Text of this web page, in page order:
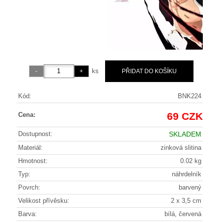
ks
Kód: BNK224
Cena: 69 CZK
Dostupnost: SKLADEM
Materiál:
zinková slitina
Hmotnost:
0.02 kg
Typ:
náhrdelník
Povrch:
barvený
Velikost přívěsku:
2 x 3,5 cm
Barva:
bílá, červená